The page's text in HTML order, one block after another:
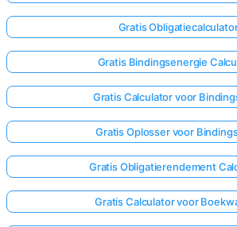
Gratis
Gratis Bindingsenergie
Gratis Calculator voor
Gratis Oplosser voor
Gratis Obligatierendement
Gratis Calculator voor